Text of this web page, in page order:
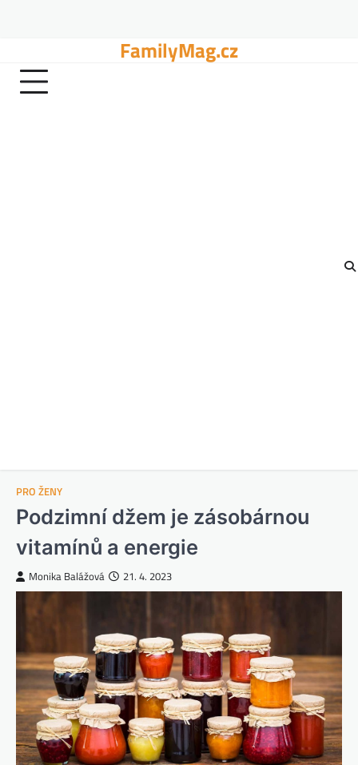
FamilyMag.cz
PRO ŽENY
Podzimní džem je zásobárnou
vitamínů a energie
Monika Balážová 21. 4. 2023